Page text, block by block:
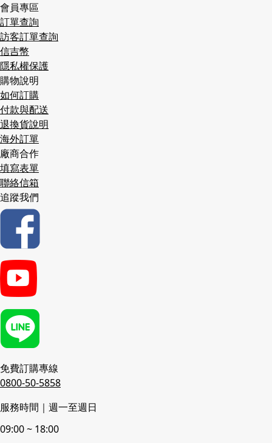
會員專區
訂單查詢
訪客訂單查詢
信吉幣
隱私權保護
購物說明
如何訂購
付款與配送
退換貨說明
海外訂單
廠商合作
填寫表單
聯絡信箱
追蹤我們
免費訂購專線
0800-50-5858
服務時間｜週一至週日
09:00 ~ 18:00